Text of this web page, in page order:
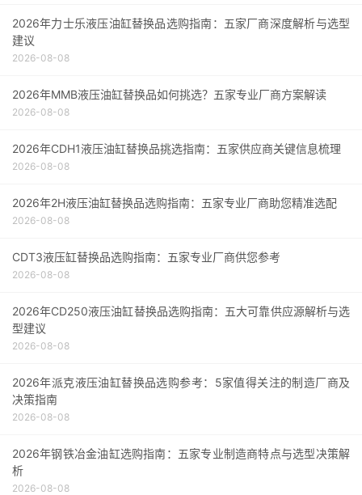
六、行业趋势：智能化与节能化
Q1: 青贮切碎机与铡草机有什么区别？
Q2: 青贮切碎机能否用于粉碎饲料（如玉米粒）？
Q3: 如何判断刀片是否需要更换？
Q5: 冬季停用后如何防锈？
Q6: 青贮切碎机的噪音标准是多少？
Q7: 可以用电动机代替柴油机吗？
Q8: 青贮切碎机对场地有什么要求？
Q10: 购买二手青贮切碎机需要注意什么？
2026年力士乐液压油缸替换品选购指南：五家厂商深度解析与选型
建议
2026-08-08
2026年MMB液压油缸替换品如何挑选？五家专业厂商方案解读
2026-08-08
2026年CDH1液压油缸替换品挑选指南：五家供应商关键信息梳理
2026-08-08
2026年2H液压油缸替换品选购指南：五家专业厂商助您精准选配
2026-08-08
CDT3液压缸替换品选购指南：五家专业厂商供您参考
2026-08-08
2026年CD250液压油缸替换品选购指南：五大可靠供应源解析与选
型建议
2026-08-08
2026年派克液压油缸替换品选购参考：5家值得关注的制造厂商及
决策指南
2026-08-08
2026年钢铁冶金油缸选购指南：五家专业制造商特点与选型决策解
析
2026-08-08